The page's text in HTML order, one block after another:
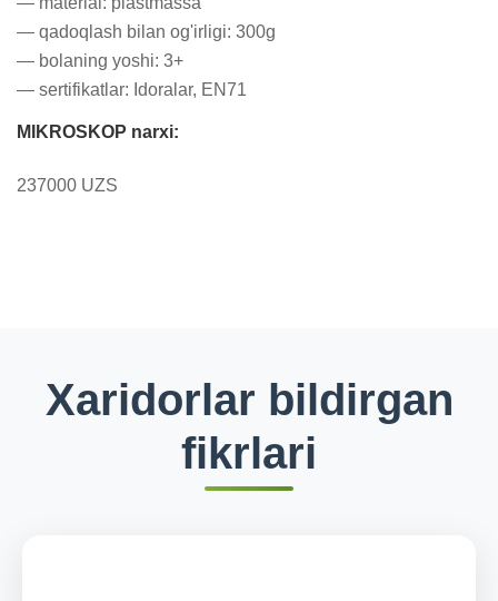
— qadoqlash bilan og'irligi: 300g
— bolaning yoshi: 3+
— sertifikatlar: Idoralar, EN71
MIKROSKOP narxi:
237000 UZS
Xaridorlar bildirgan
fikrlari